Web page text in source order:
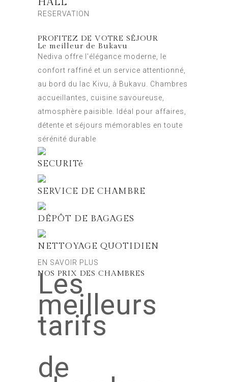
RESERVATION
PROFITEZ DE VOTRE SÉJOUR
Le meilleur de Bukavu
Nediva offre l'élégance moderne, le
confort raffiné et un service attentionné,
au bord du lac Kivu, à Bukavu. Chambres
accueillantes, cuisine savoureuse,
atmosphère paisible. Idéal pour affaires,
détente et séjours mémorables en toute
sérénité durable
SECURITé
SERVICE DE CHAMBRE
DÉPÔT DE BAGAGES
NETTOYAGE QUOTIDIEN
EN SAVOIR PLUS
NOS PRIX DES CHAMBRES
Les
meilleurs
tarifs
de